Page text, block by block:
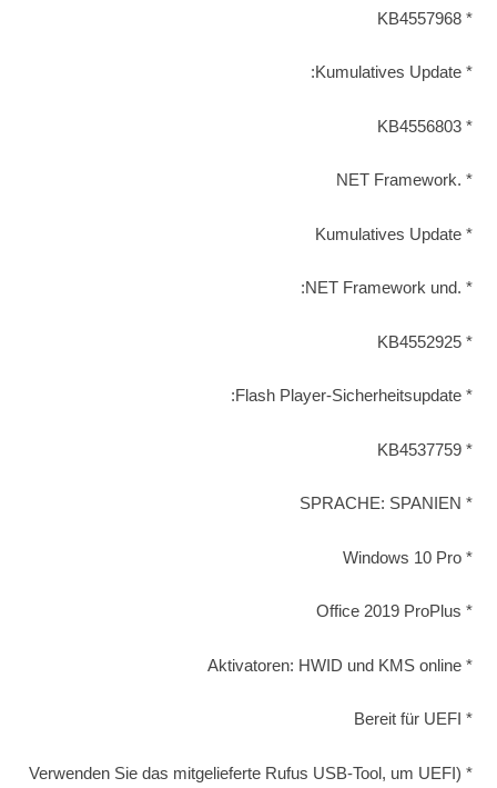
* KB4557968
* Kumulatives Update:
* KB4556803
* .NET Framework
* Kumulatives Update
* .NET Framework und:
* KB4552925
* Flash Player-Sicherheitsupdate:
* KB4537759
* SPRACHE: SPANIEN
* Windows 10 Pro
* Office 2019 ProPlus
* Aktivatoren: HWID und KMS online
* Bereit für UEFI
* (Verwenden Sie das mitgelieferte Rufus USB-Tool, um UEFI